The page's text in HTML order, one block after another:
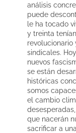
análisis
puede
le ha tocado
y treinta
revolucionario
sindicales.
nuevos
se están
históricas
somos
el cambio
que nacerán
sacrificar a